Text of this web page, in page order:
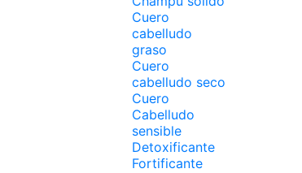
Cuero
cabelludo
graso
Cuero
cabelludo seco
Cuero
Cabelludo
sensible
Detoxificante
Fortificante